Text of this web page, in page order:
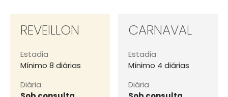
REVEILLON
Estadia
Mínimo 8 diárias
Diária
CARNAVAL
Estadia
Mínimo 4 diárias
Diária